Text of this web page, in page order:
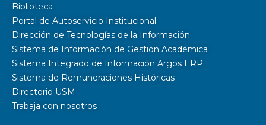
Biblioteca
Portal de Autoservicio Institucional
Dirección de Tecnologías de la Información
Sistema de Información de Gestión Académica
Sistema Integrado de Información Argos ERP
Sistema de Remuneraciones Históricas
Directorio USM
Trabaja con nosotros